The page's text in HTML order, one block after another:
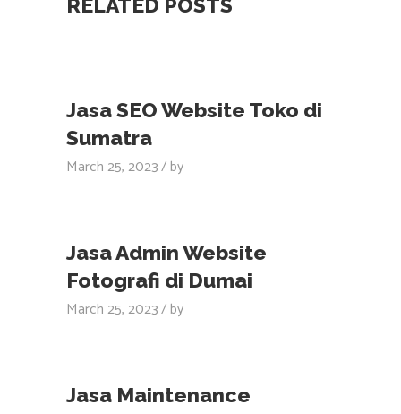
RELATED POSTS
Jasa SEO Website Toko di
Sumatra
March 25, 2023 by
Jasa Admin Website
Fotografi di Dumai
March 25, 2023 by
Jasa Maintenance